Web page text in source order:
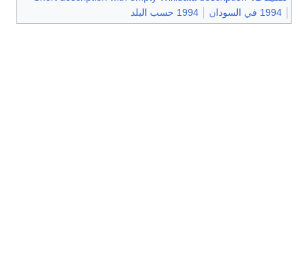
1994 في السودان
1994 حسب البلد